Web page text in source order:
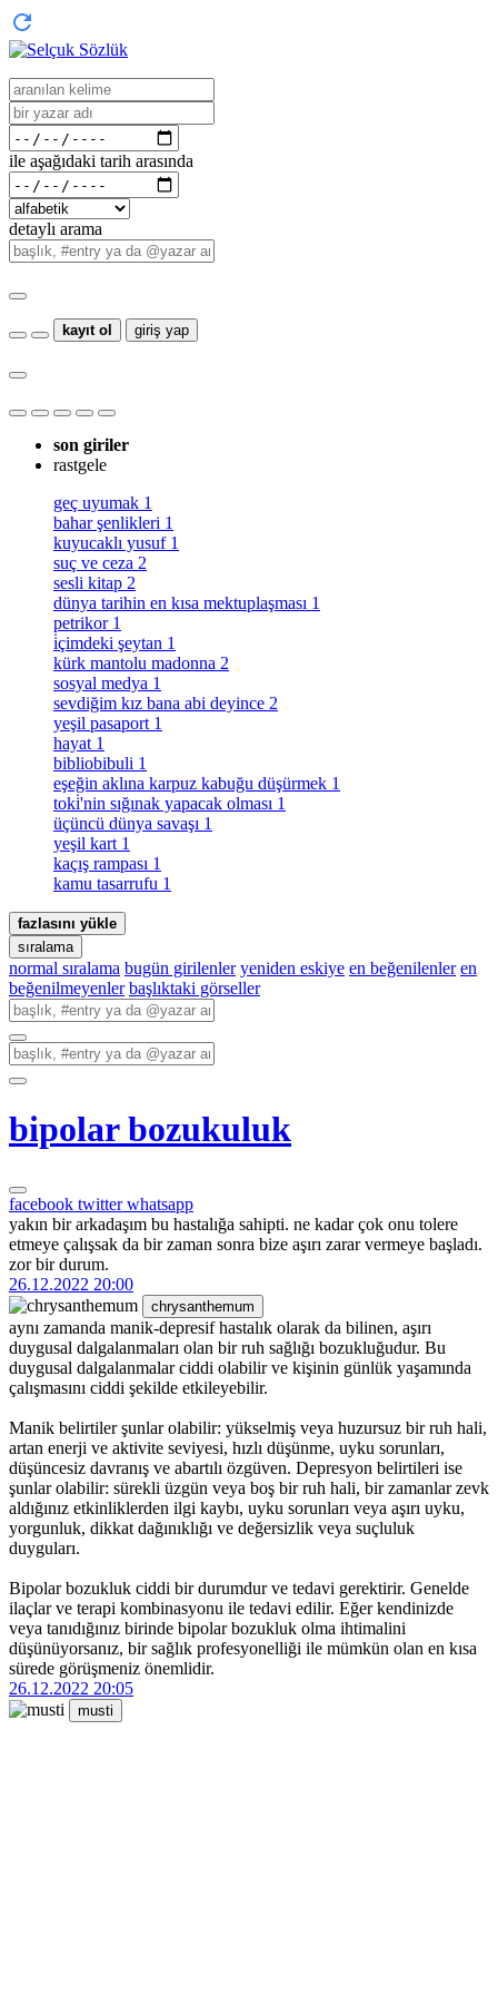
ile aşağıdaki tarih arasında
detaylı arama
kayıt ol giriş yap
son giriler
rastgele
geç uyumak 1
bahar şenlikleri 1
kuyucaklı yusuf 1
suç ve ceza 2
sesli kitap 2
dünya tarihin en kısa mektuplaşması 1
petrikor 1
i̇çimdeki şeytan 1
kürk mantolu madonna 2
sosyal medya 1
sevdiğim kız bana abi deyince 2
yeşil pasaport 1
hayat 1
bibliobibuli 1
eşeğin aklına karpuz kabuğu düşürmek 1
toki̇'nin sığınak yapacak olması 1
üçüncü dünya savaşı 1
yeşil kart 1
kaçış rampası 1
kamu tasarrufu 1
fazlasını yükle
sıralama
normal sıralama bugün girilenler yeniden eskiye en beğenilenler en
beğenilmeyenler başlıktaki görseller
bipolar bozukuluk
facebook twitterwhatsapp
yakın bir arkadaşım bu hastalığa sahipti. ne kadar çok onu tolere
etmeye çalışsak da bir zaman sonra bize aşırı zarar vermeye başladı.
zor bir durum.
26.12.2022 20:00
chrysanthemum
aynı zamanda manik-depresif hastalık olarak da bilinen, aşırı
duygusal dalgalanmaları olan bir ruh sağlığı bozukluğudur. Bu
duygusal dalgalanmalar ciddi olabilir ve kişinin günlük yaşamında
çalışmasını ciddi şekilde etkileyebilir.
Manik belirtiler şunlar olabilir: yükselmiş veya huzursuz bir ruh hali,
artan enerji ve aktivite seviyesi, hızlı düşünme, uyku sorunları,
düşüncesiz davranış ve abartılı özgüven. Depresyon belirtileri ise
şunlar olabilir: sürekli üzgün veya boş bir ruh hali, bir zamanlar zevk
aldığınız etkinliklerden ilgi kaybı, uyku sorunları veya aşırı uyku,
yorgunluk, dikkat dağınıklığı ve değersizlik veya suçluluk
duyguları.
Bipolar bozukluk ciddi bir durumdur ve tedavi gerektirir. Genelde
ilaçlar ve terapi kombinasyonu ile tedavi edilir. Eğer kendinizde
veya tanıdığınız birinde bipolar bozukluk olma ihtimalini
düşünüyorsanız, bir sağlık profesyonelliği ile mümkün olan en kısa
sürede görüşmeniz önemlidir.
26.12.2022 20:05
musti